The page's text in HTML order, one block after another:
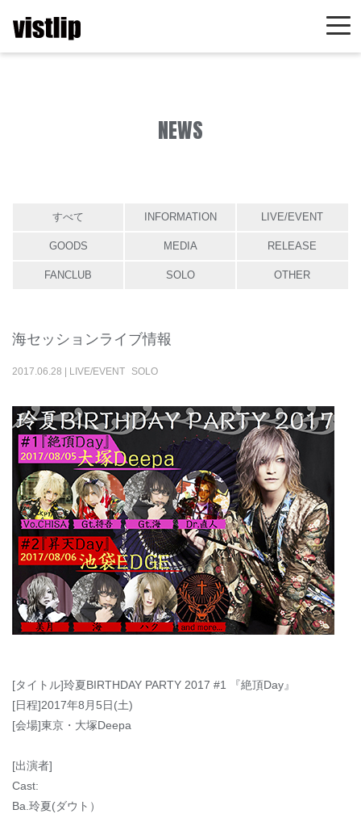
NEWS
すべて INFORMATION LIVE/EVENT
GOODS MEDIA RELEASE
FANCLUB SOLO OTHER
海セッションライブ情報
2017.06.28 LIVE/EVENT SOLO
[タイトル]玲夏BIRTHDAY PARTY 2017 #1 『絶頂Day』
[日程]2017年8月5日(土)
[会場]東京・大塚Deepa
[出演者]
Cast:
Ba.玲夏(ダウト）